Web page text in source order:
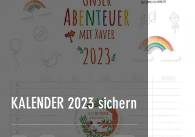
KALENDER 2023 sichern